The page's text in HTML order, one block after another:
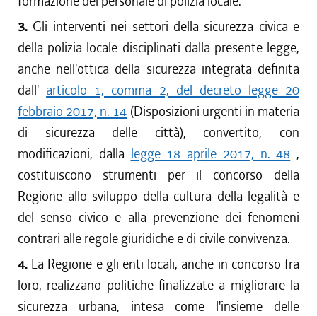
3. Gli interventi nei settori della sicurezza civica e
della polizia locale disciplinati dalla presente legge,
anche nell'ottica della sicurezza integrata definita
dall' articolo 1, comma 2, del decreto legge 20
febbraio 2017, n. 14 (Disposizioni urgenti in materia
di sicurezza delle città), convertito, con
modificazioni, dalla legge 18 aprile 2017, n. 48 ,
costituiscono strumenti per il concorso della
Regione allo sviluppo della cultura della legalità e
del senso civico e alla prevenzione dei fenomeni
contrari alle regole giuridiche e di civile convivenza.
4. La Regione e gli enti locali, anche in concorso fra
loro, realizzano politiche finalizzate a migliorare la
sicurezza urbana, intesa come l'insieme delle